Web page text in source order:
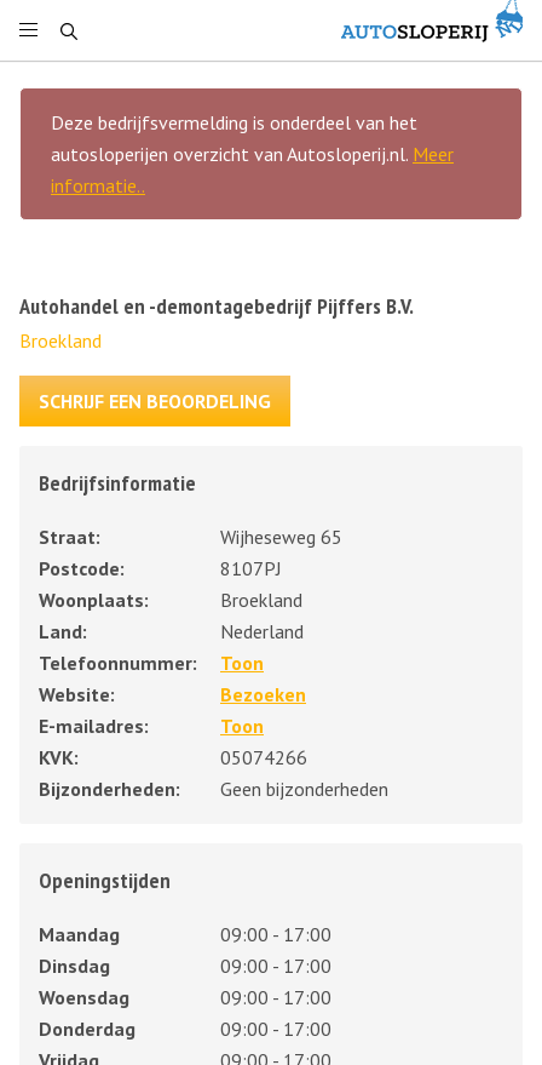
Deze bedrijfsvermelding is onderdeel van het
autosloperijen overzicht van Autosloperij.nl. Meer
informatie..
Autohandel en -demontagebedrijf Pijffers B.V.
Broekland
SCHRIJF EEN BEOORDELING
Bedrijfsinformatie
Straat:
Wijheseweg 65
Postcode:
8107PJ
Woonplaats:
Broekland
Land:
Nederland
Telefoonnummer:
Toon
Website:
Bezoeken
E-mailadres:
Toon
KVK:
05074266
Bijzonderheden:
Geen bijzonderheden
Openingstijden
Maandag
09:00 - 17:00
Dinsdag
09:00 - 17:00
Woensdag
09:00 - 17:00
Donderdag
09:00 - 17:00
Vrijdag
09:00 - 17:00